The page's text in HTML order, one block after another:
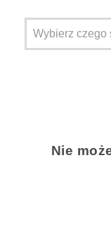
Nie